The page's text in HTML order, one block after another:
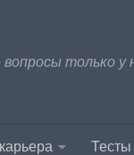
только у
Тесты